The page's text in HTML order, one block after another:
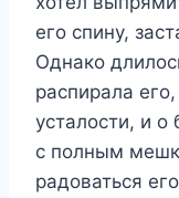
его спину,
Однако
распирала
усталости, и о
с полным
радоваться